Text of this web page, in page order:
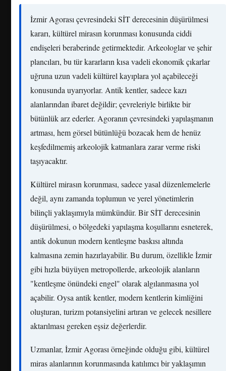
İzmir Agorası çevresindeki SİT derecesinin düşürülmesi
kararı, kültürel mirasın korunması konusunda ciddi
endişeleri beraberinde getirmektedir. Arkeologlar ve şehir
plancıları, bu tür kararların kısa vadeli ekonomik çıkarlar
uğruna uzun vadeli kültürel kayıplara yol açabileceği
konusunda uyarıyorlar. Antik kentler, sadece kazı
alanlarından ibaret değildir; çevreleriyle birlikte bir
bütünlük arz ederler. Agoranın çevresindeki yapılaşmanın
artması, hem görsel bütünlüğü bozacak hem de henüz
keşfedilmemiş arkeolojik katmanlara zarar verme riski
taşıyacaktır.
Kültürel mirasın korunması, sadece yasal düzenlemelerle
değil, aynı zamanda toplumun ve yerel yönetimlerin
bilinçli yaklaşımıyla mümkündür. Bir SİT derecesinin
düşürülmesi, o bölgedeki yapılaşma koşullarını esneterek,
antik dokunun modern kentleşme baskısı altında
kalmasına zemin hazırlayabilir. Bu durum, özellikle İzmir
gibi hızla büyüyen metropollerde, arkeolojik alanların
"kentleşme önündeki engel" olarak algılanmasına yol
açabilir. Oysa antik kentler, modern kentlerin kimliğini
oluşturan, turizm potansiyelini artıran ve gelecek nesillere
aktarılması gereken eşsiz değerlerdir.
Uzmanlar, İzmir Agorası örneğinde olduğu gibi, kültürel
miras alanlarının korunmasında katılımcı bir yaklaşımın